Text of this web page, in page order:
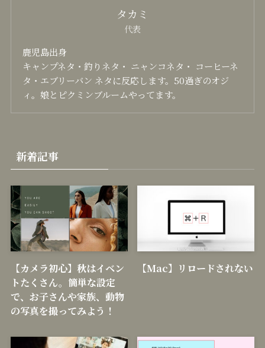
タカミ
代表
鹿児島出身
キャンプネタ・釣りネタ・ ニャンコネタ・ コーヒーネ
タ・エブリーバン ネタに反応します。50過ぎのオジ
ィ。娘とピクミンブルームやってます。
新着記事
【カメラ初心】秋はイベン
トたくさん。簡単な設定
で、お子さんや家族、動物
の写真を撮ってみよう！
【Mac】リロードされない